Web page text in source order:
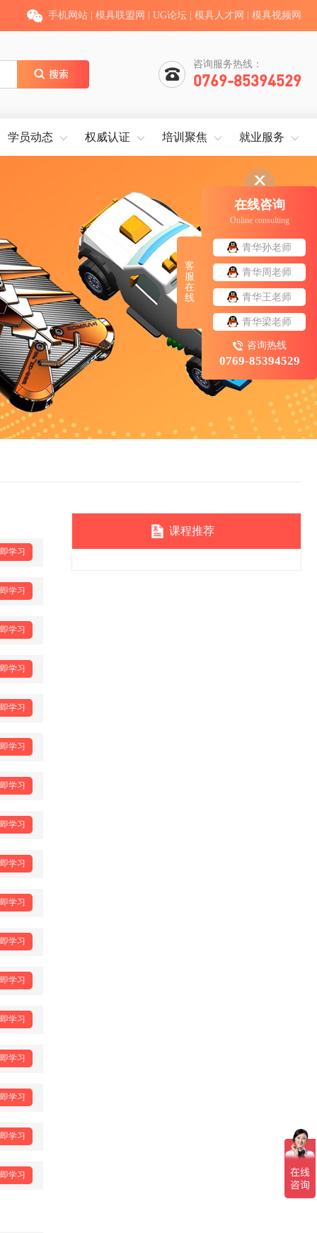
手机网站 模具联盟网 UG论坛 模具人才网 模具视频网
咨询服务热线：
0769-85394529
学员动态 权威认证 培训聚焦 就业服务
学习
学习
学习
学习
学习
学习
学习
学习
学习
学习
学习
学习
学习
学习
学习
学习
学习
课程推荐
在线咨询
Online consulting
青华孙老师
青华周老师
青华王老师
青华梁老师
咨询热线
0769-85394529
客
服
在
线